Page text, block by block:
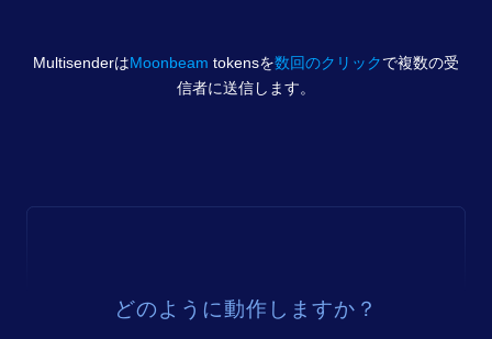
MultisenderはMoonbeam tokensを数回のクリックで複数の受
信者に送信します。
どのように動作しますか？